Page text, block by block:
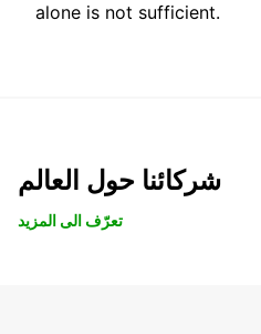
alone is not sufficient.
شركائنا حول العالم
تعرّف الى المزيد